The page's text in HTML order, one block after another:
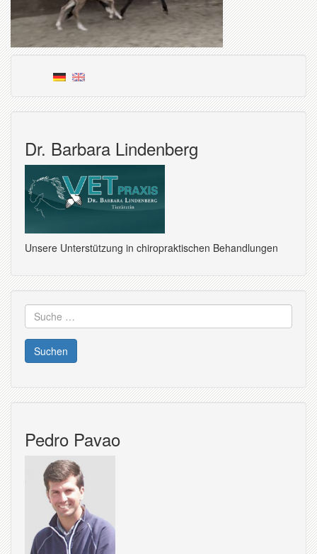
Dr. Barbara Lindenberg
Unsere Unterstützung in chiropraktischen Behandlungen
Suche
nach:
Pedro Pavao